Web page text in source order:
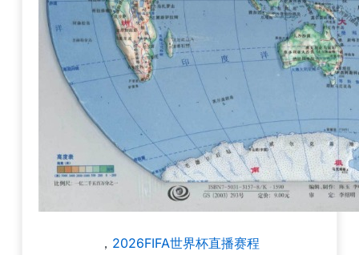
， 2026FIFA世界杯直播赛程